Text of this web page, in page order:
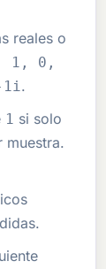
reales o
1, 0,
1i.
1 si solo
muestra.